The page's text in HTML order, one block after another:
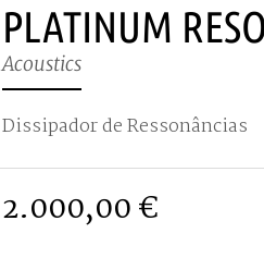
PLATINUM
Acoustics
Dissipador de Ressonâncias
2.000,00 €